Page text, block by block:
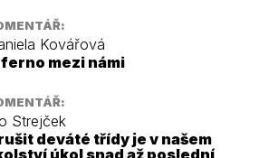
Kovářová
mezi námi
Strejček
deváté třídy je v našem